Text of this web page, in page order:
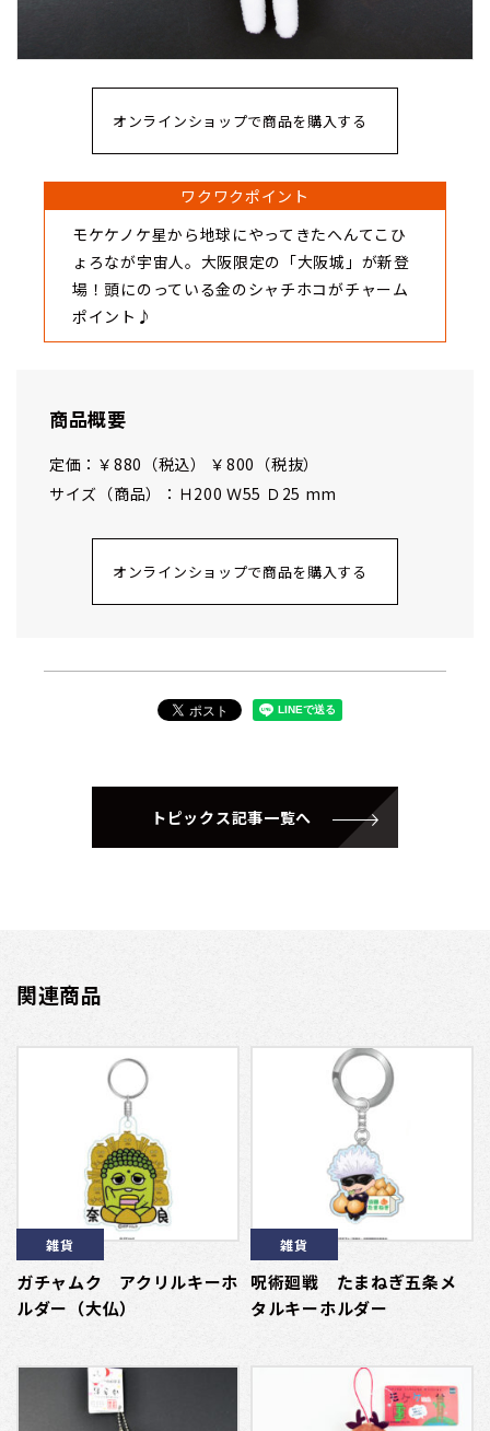
オンラインショップで商品を購入する
ワクワクポイント
モケケノケ星から地球にやってきたへんてこひ
ょろなが宇宙人。大阪限定の「大阪城」が新登
場！頭にのっている金のシャチホコがチャーム
ポイント♪
商品概要
定価：￥880（税込） ￥800（税抜）
サイズ（商品）：Ｈ200 Ｗ55 Ｄ25 mm
オンラインショップで商品を購入する
トピックス記事一覧へ
関連商品
雑貨
ガチャムク アクリルキーホ
ルダー（大仏）
雑貨
呪術廻戦 たまねぎ五条メ
タルキーホルダー